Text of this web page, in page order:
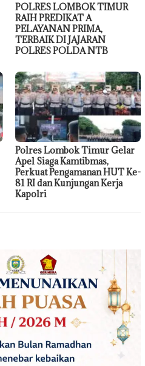
POLRES LOMBOK TIMUR
RAIH PREDIKAT A
PELAYANAN PRIMA,
TERBAIK DI JAJARAN
POLRES POLDA NTB
Polres Lombok Timur Gelar
Apel Siaga Kamtibmas,
Perkuat Pengamanan HUT Ke-
81 RI dan Kunjungan Kerja
Kapolri